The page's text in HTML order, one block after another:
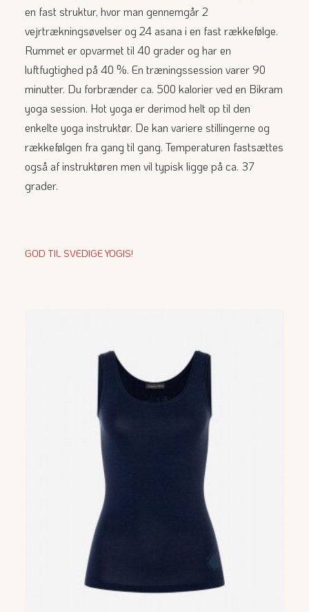
en fast struktur, hvor man gennemgår 2
vejrtrækningsøvelser og 24 asana i en fast rækkefølge.
Rummet er opvarmet til 40 grader og har en
luftfugtighed på 40 %. En træningssession varer 90
minutter. Du forbrænder ca. 500 kalorier ved en Bikram
yoga session. Hot yoga er derimod helt op til den
enkelte yoga instruktør. De kan variere stillingerne og
rækkefølgen fra gang til gang. Temperaturen fastsættes
også af instruktøren men vil typisk ligge på ca. 37
grader.
GOD TIL SVEDIGE YOGIS!